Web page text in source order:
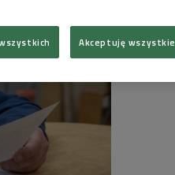
Akceptuję wszystkie